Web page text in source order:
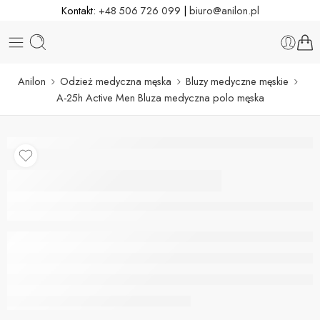
Kontakt: +48 506 726 099 | biuro@anilon.pl
Anilon Odzież medyczna męska
Bluzy medyczne męskie
A-25h Active Men Bluza medyczna polo męska